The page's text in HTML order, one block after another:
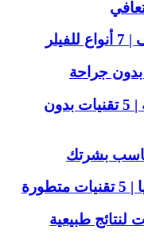
أحدث عمليات التجميل للوجه | 5 تقنيات بدون